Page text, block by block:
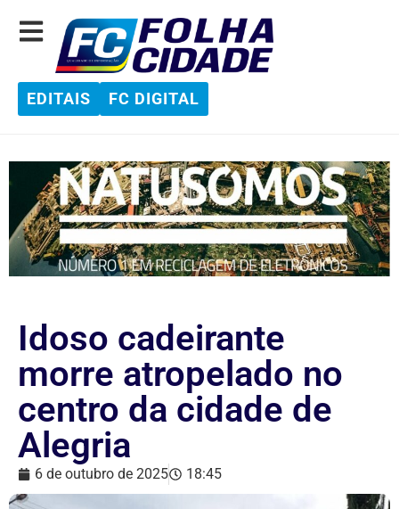
EDITAIS FC DIGITAL
Idoso cadeirante
morre atropelado no
centro da cidade de
Alegria
6 de outubro de 2025 18:45